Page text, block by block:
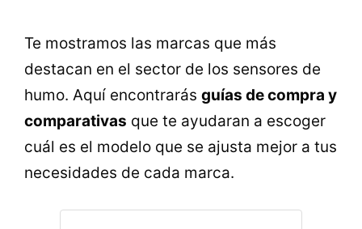
Te mostramos las marcas que más
destacan en el sector de los sensores de
humo. Aquí encontrarás guías de compra y
comparativas que te ayudaran a escoger
cuál es el modelo que se ajusta mejor a tus
necesidades de cada marca.